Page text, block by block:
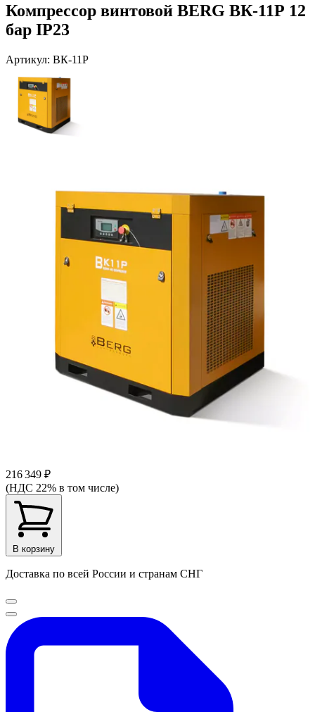
Компрессор винтовой BERG ВК-11Р 12
бар IP23
Артикул: ВК-11Р
216 349 ₽
(НДС 22% в том числе)
В корзину
Доставка по всей России и странам СНГ